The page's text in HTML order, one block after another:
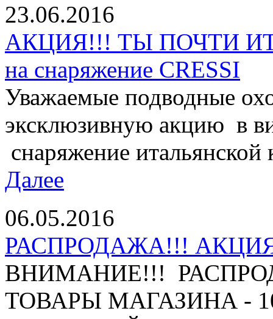
23.06.2016
АКЦИЯ!!! ТЫ ПОЧТИ
на снаряжение CRESSI
Уважаемые подводные
эксклюзивную акцию в
снаряжение
Далее
06.05.2016
РАСПРОДАЖА!!! АКЦИЯ
ВНИМАНИЕ!!!
ТОВАРЫ МАГАЗИНА -